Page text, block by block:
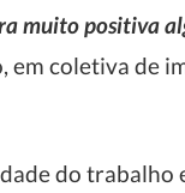
muito positiva
em coletiva de
do trabalho